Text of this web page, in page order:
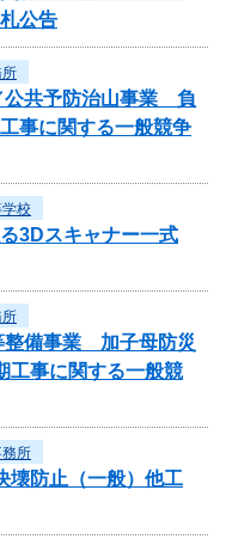
公告
公共予防治山事業 負
事に関する一般競争
校
3Dスキャナー一式
整備事業 加子母防災
事に関する一般競
所
防止（一般）他工